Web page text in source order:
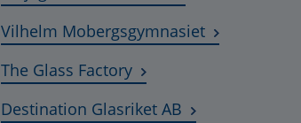
Vilhelm MobergsgymnasietLänk till
The Glass FactoryLänk till annan
Destination Glasriket AB Länk till annan